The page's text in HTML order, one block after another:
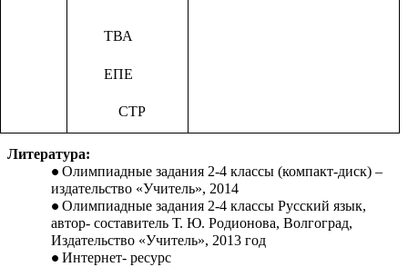
ТВА
ЕПЕ
СТР
Литература:
Олимпиадные задания 2-4 классы (компакт-диск) –
издательство «Учитель», 2014
Олимпиадные задания 2-4 классы Русский язык,
автор- составитель Т. Ю. Родионова, Волгоград,
Издательство «Учитель», 2013 год
Интернет- ресурс